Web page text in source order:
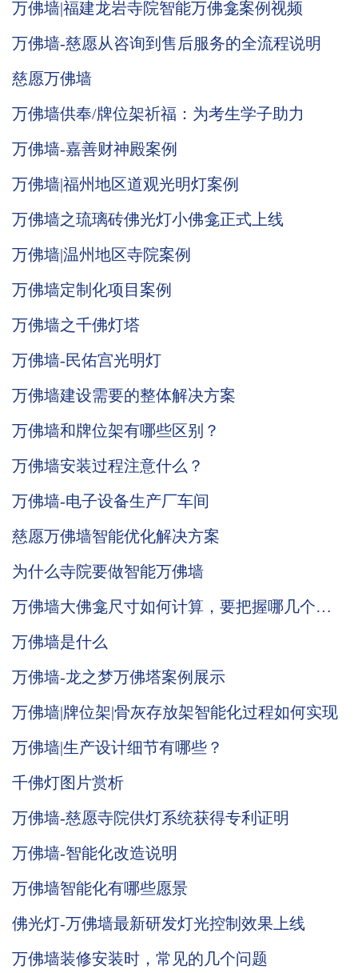
万佛墙|福建龙岩寺院智能万佛龛案例视频
万佛墙-慈愿从咨询到售后服务的全流程说明
慈愿万佛墙
万佛墙供奉/牌位架祈福：为考生学子助力
万佛墙-嘉善财神殿案例
万佛墙|福州地区道观光明灯案例
万佛墙之琉璃砖佛光灯小佛龛正式上线
万佛墙|温州地区寺院案例
万佛墙定制化项目案例
万佛墙之千佛灯塔
万佛墙-民佑宫光明灯
万佛墙建设需要的整体解决方案
万佛墙和牌位架有哪些区别？
万佛墙安装过程注意什么？
万佛墙-电子设备生产厂车间
慈愿万佛墙智能优化解决方案
为什么寺院要做智能万佛墙
万佛墙大佛龛尺寸如何计算，要把握哪几个
万佛墙是什么
万佛墙-龙之梦万佛塔案例展示
万佛墙|牌位架|骨灰存放架智能化过程如何实现
万佛墙|生产设计细节有哪些？
千佛灯图片赏析
万佛墙-慈愿寺院供灯系统获得专利证明
万佛墙-智能化改造说明
万佛墙智能化有哪些愿景
佛光灯-万佛墙最新研发灯光控制效果上线
万佛墙装修安装时，常见的几个问题